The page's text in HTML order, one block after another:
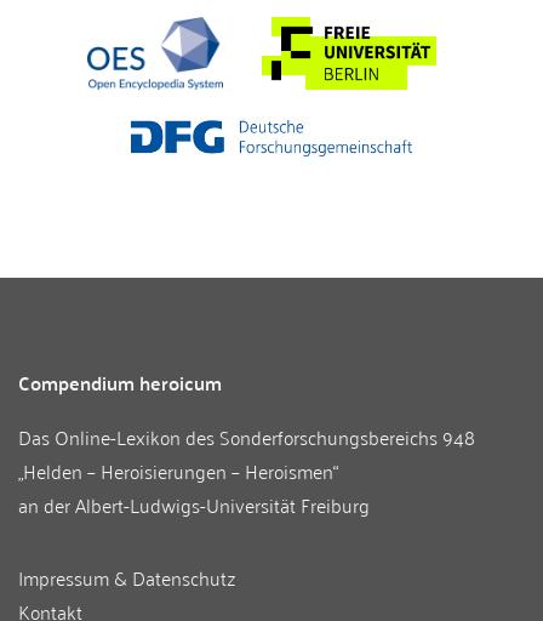
Compendium heroicum
Das Online-Lexikon desSonderforschungsbereichs 948
„Helden – Heroisierungen – Heroismen“
an derAlbert-Ludwigs-Universität Freiburg
Impressum & Datenschutz
Kontakt